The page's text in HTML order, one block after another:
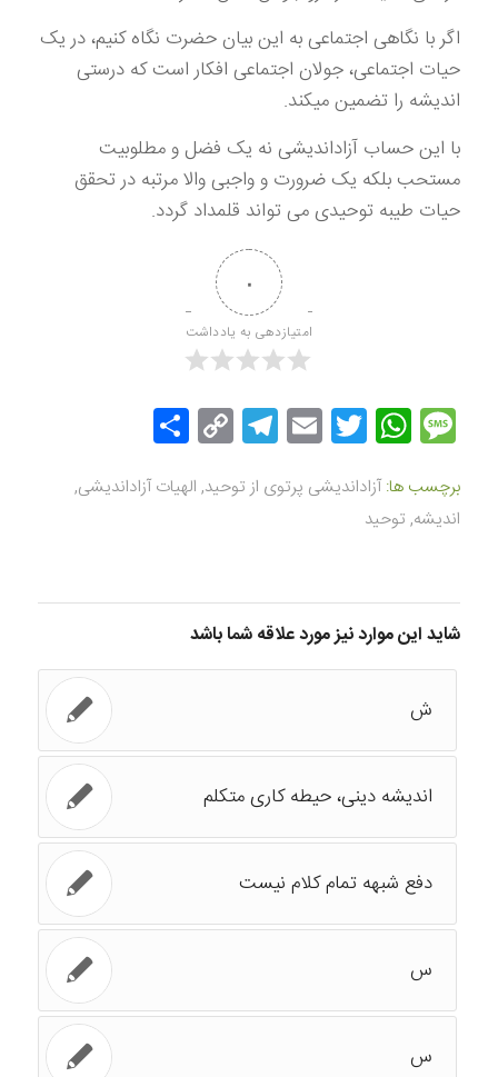
اگر با نگاهی اجتماعی به این بیان حضرت نگاه کنیم، در یک
حیات اجتماعی، جولان اجتماعی افکار است که درستی
اندیشه را تضمین میکند.
با این حساب آزاداندیشی نه یک فضل و مطلوبیت
مستحب بلکه یک ضرورت و واجبی والا مرتبه در تحقق
حیات طیبه توحیدی می تواند قلمداد گردد.
۰
امتیازدهی به یادداشت
Message
WhatsApp
Twitter
Email
Telegram
Copy
Link
اشتراک
گذاری برچسب ها: آزاداندیشی پرتوی از توحید, الهیات آزاداندیشی,
اندیشه, توحید
شاید این موارد نیز مورد علاقه شما باشد
ش
اندیشه دینی، حیطه کاری متکلم
دفع شبهه تمام کلام نیست
س
س